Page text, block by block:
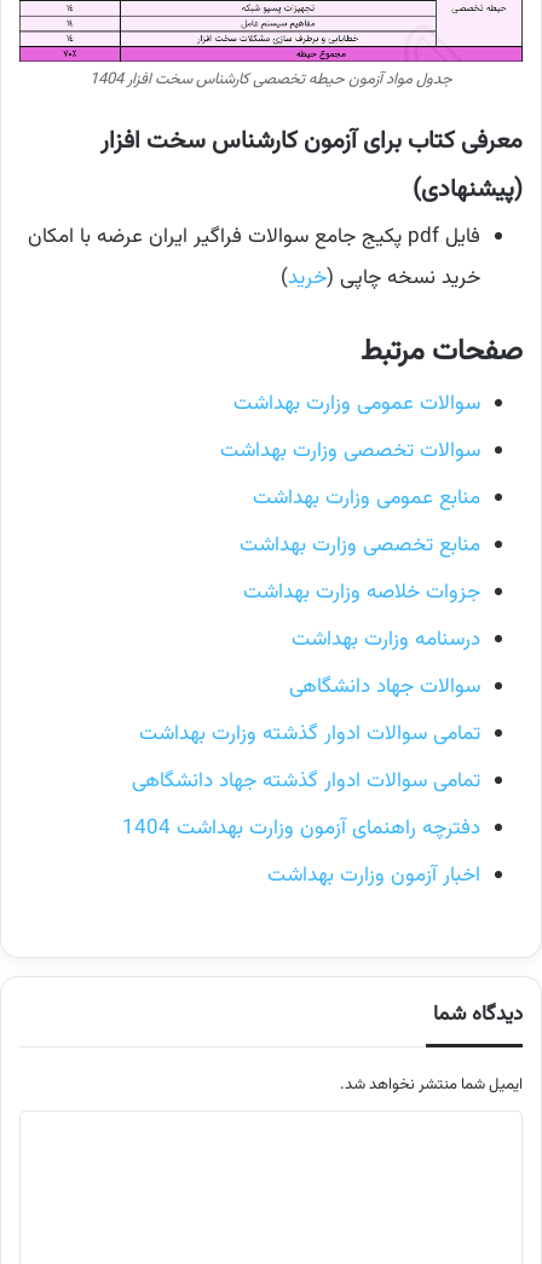
جدول مواد آزمون حیطه تخصصی کارشناس سخت افزار 1404
معرفی کتاب برای آزمون کارشناس سخت افزار
(پیشنهادی)
فایل pdf پکیج جامع سوالات فراگیر ایران عرضه با امکان
خرید نسخه چاپی (خرید)
صفحات مرتبط
سوالات عمومی وزارت بهداشت
سوالات تخصصی وزارت بهداشت
منابع عمومی وزارت بهداشت
منابع تخصصی وزارت بهداشت
جزوات خلاصه وزارت بهداشت
درسنامه وزارت بهداشت
سوالات جهاد دانشگاهی
تمامی سوالات ادوار گذشته وزارت بهداشت
تمامی سوالات ادوار گذشته جهاد دانشگاهی
دفترچه راهنمای آزمون وزارت بهداشت 1404
اخبار آزمون وزارت بهداشت
دیدگاه شما
ایمیل شما منتشر نخواهد شد.